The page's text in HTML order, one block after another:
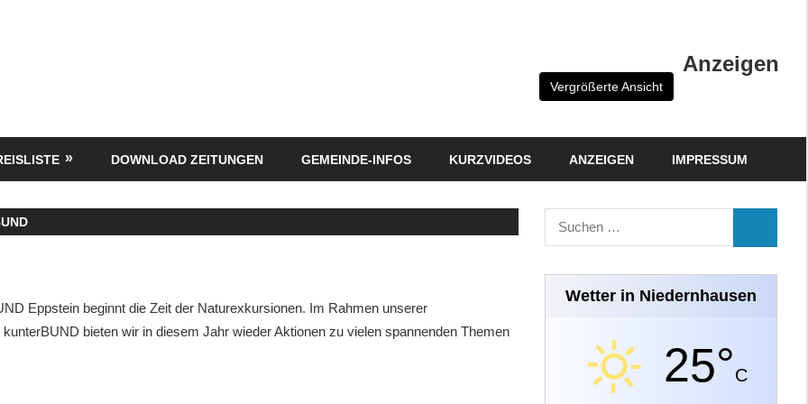
Anzeigen
Vergrößerte Ansicht
DOWNLOAD ZEITUNGEN GEMEINDE-INFOS KURZVIDEOS ANZEIGEN IMPRESSUM
Eppstein beginnt die Zeit der Naturexkursionen. Im Rahmen unserer
bieten wir in diesem Jahr wieder Aktionen zu vielen spannenden Themen
Suchen
nach:
Wetter in Niedernhausen
25°C